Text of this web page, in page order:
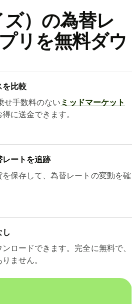
）の為替レ
リを無料ダウ
を比較
せ手数料のない ミッドマーケット
に送金できます。
レートを追跡
保存して、為替レートの変動を確
ロードできます。完全に無料で、
ません。